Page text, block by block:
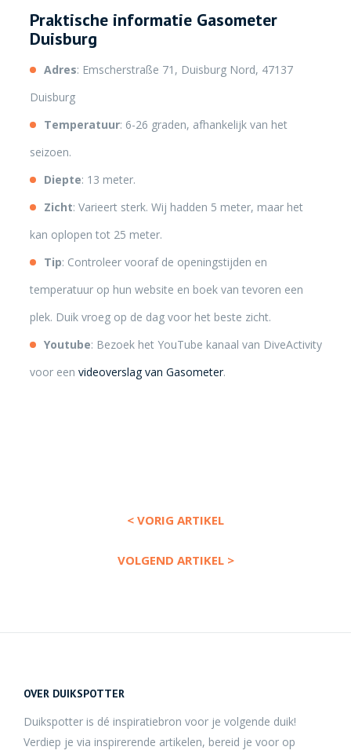
Praktische informatie Gasometer
Duisburg
Adres: Emscherstraße 71, Duisburg Nord, 47137
Duisburg
Temperatuur: 6-26 graden, afhankelijk van het
seizoen.
Diepte: 13 meter.
Zicht: Varieert sterk. Wij hadden 5 meter, maar het
kan oplopen tot 25 meter.
Tip: Controleer vooraf de openingstijden en
temperatuur op hun website en boek van tevoren een
plek. Duik vroeg op de dag voor het beste zicht.
Youtube: Bezoek het YouTube kanaal van DiveActivity
voor een videoverslag van Gasometer.
< VORIG ARTIKEL
VOLGEND ARTIKEL >
OVER DUIKSPOTTER
Duikspotter is dé inspiratiebron voor je volgende duik!
Verdiep je via inspirerende artikelen, bereid je voor op